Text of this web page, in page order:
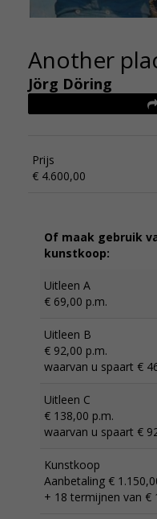
Another
Jörg Döring
Prijs
€ 4.600,00
Of maak gebruik
kunstkoop:
Uitleen A
€ 69,00 p.m.
Uitleen B
€ 92,00 p.m.
waarvan u spaart €
Uitleen C
€ 138,00 p.m.
waarvan u spaart €
Kunstkoop
Aanbetaling €
+ 18 termijnen van €